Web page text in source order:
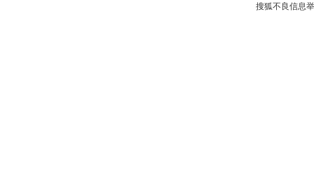
搜狐不良信息